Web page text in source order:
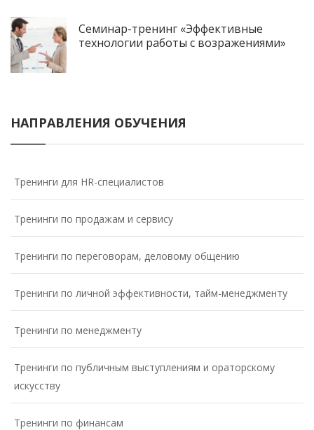
Семинар-тренинг «Эффективные
технологии работы с возражениями»
НАПРАВЛЕНИЯ ОБУЧЕНИЯ
Тренинги для HR-специалистов
Тренинги по продажам и сервису
Тренинги по переговорам, деловому общению
Тренинги по личной эффективности, тайм-менеджменту
Тренинги по менеджменту
Тренинги по публичным выступлениям и ораторскому
искусству
Тренинги по финансам